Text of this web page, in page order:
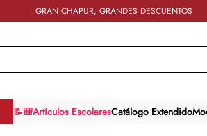
GRAN CHAPUR, GRANDES DESCUENTOS
📝🎒Artículos EscolaresCatálogo Extendido